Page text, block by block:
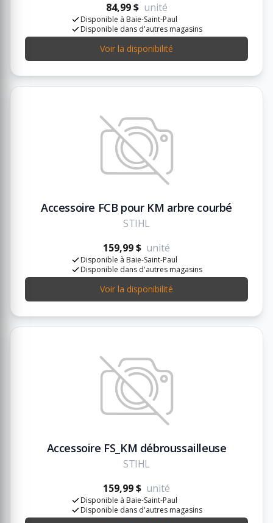
84,99 $ unité
Disponible à Baie-Saint-Paul
Disponible dans d'autres magasins
Voir la disponibilité
Accessoire FCB pour KM arbre courbé
STIHL
159,99 $ unité
Disponible à Baie-Saint-Paul
Disponible dans d'autres magasins
Voir la disponibilité
Accessoire FS_KM débroussailleuse
STIHL
159,99 $ unité
Disponible à Baie-Saint-Paul
Disponible dans d'autres magasins